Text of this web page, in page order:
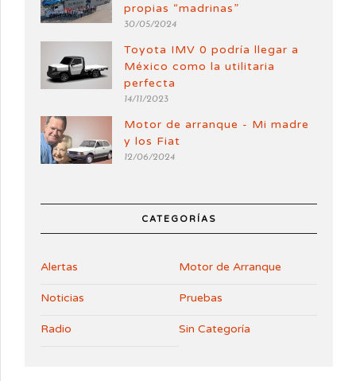
propias “madrinas”
30/05/2024
Toyota IMV 0 podría llegar a
México como la utilitaria
perfecta
14/11/2023
Motor de arranque - Mi madre
y los Fiat
12/06/2024
CATEGORÍAS
Alertas Motor de Arranque
Noticias Pruebas
Radio Sin Categoría